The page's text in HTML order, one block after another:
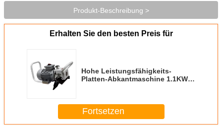
Produkt-Beschreibung >
Erhalten Sie den besten Preis für
Hohe Leistungsfähigkeits-
Platten-Abkantmaschine 1.1KW
Fortsetzen